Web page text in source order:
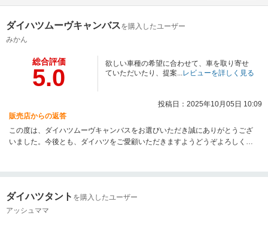
ダイハツムーヴキャンバスを購入したユーザー
みかん
総合評価
5.0
欲しい車種の希望に合わせて、車を取り寄せ
ていただいたり、提案...レビューを詳しく見る
投稿日：2025年10月05日 10:09
販売店からの返答
この度は、ダイハツムーヴキャンバスをお選びいただき誠にありがとうござ
いました。今後とも、ダイハツをご愛顧いただきますようどうぞよろしくお
ダイハツタント を購入したユーザー
アッシュママ